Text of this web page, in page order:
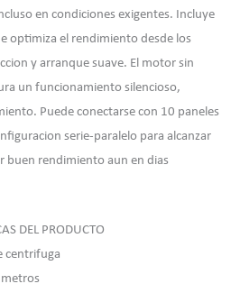
en condiciones exigentes. Incluye
optimiza el rendimiento desde los
y arranque suave. El motor sin
un funcionamiento silencioso,
Puede conectarse con 10 paneles
serie-paralelo para alcanzar
buen rendimiento aun en dias
DEL PRODUCTO
centrifuga